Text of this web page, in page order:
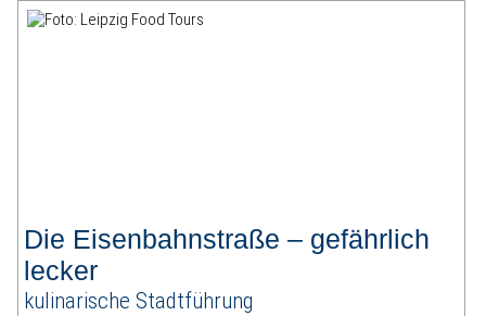
Die Eisenbahnstraße – gefährlich
lecker
kulinarische Stadtführung